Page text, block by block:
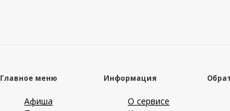
Главное меню
Афиша
Информация
О сервисе